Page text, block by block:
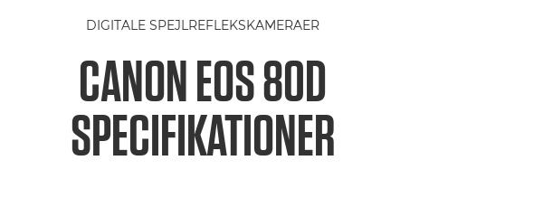
DIGITALE SPEJLREFLEKSKAMERAER
CANON EOS 80D
SPECIFIKATIONER